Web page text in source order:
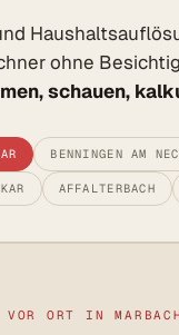
ohne
schauen,
BENNINGEN AM
AFFALTERBACH
VOR ORT IN